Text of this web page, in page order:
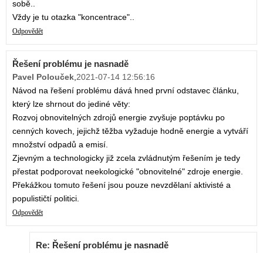
sobě..
Vždy je tu otazka "koncentrace"..
Odpovědět
Řešení problému je nasnadě
Pavel Polouček,2021-07-14 12:56:16
Návod na řešení problému dává hned první odstavec článku,
který lze shrnout do jediné věty:
Rozvoj obnovitelných zdrojů energie zvyšuje poptávku po
cenných kovech, jejichž těžba vyžaduje hodně energie a vytváří
množství odpadů a emisí.
Zjevným a technologicky již zcela zvládnutým řešením je tedy
přestat podporovat neekologické "obnovitelné" zdroje energie.
Překážkou tomuto řešení jsou pouze nevzdělaní aktivisté a
populističtí politici.
Odpovědět
Re: Řešení problému je nasnadě